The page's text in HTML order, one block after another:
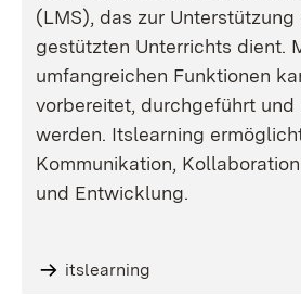
(LMS), das zur
gestützten Unterrichts dient.
umfangreichen Funktionen
vorbereitet, durchgeführt
werden. Itslearning
Kommunikation,
und Entwicklung.
itslearning